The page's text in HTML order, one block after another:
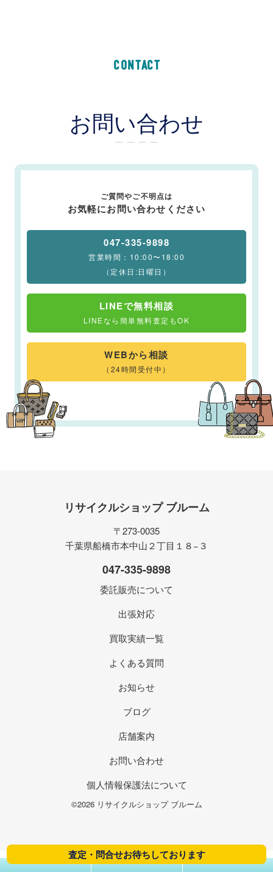
CONTACT
お問い合わせ
ー ー ー ー
ご質問やご不明点は
お気軽にお問い合わせください
047-335-9898
営業時間：10:00〜18:00
（定休日:日曜日）
LINEで無料相談
LINEなら簡単無料査定もOK
WEBから相談
（24時間受付中）
リサイクルショップ ブルーム
〒273-0035
千葉県船橋市本中山２丁目１８−３
047-335-9898
委託販売について
出張対応
買取実績一覧
よくある質問
お知らせ
ブログ
店舗案内
お問い合わせ
個人情報保護法について
©2026 リサイクルショップ ブルーム
査定・問合せお待ちしております